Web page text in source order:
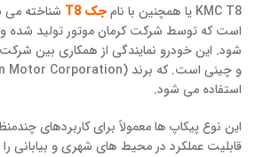
KMC T8 یا همچنین با نام جک T8
شناخته می
است که توسط شرکت کرمان موتور تولید شده و
شود. این خودرو نمایندگی از همکاری بین
استفاده می شود.
این نوع پیکاپ ها معمولاً برای کاربردهای
قابلیت عملکرد در محیط های شهری و بیابانی را